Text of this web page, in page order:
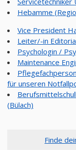
Hebamme
Vice President
Leiter/-in
Psychologin /
Maintenance
für unseren
(Bülach)
Finde